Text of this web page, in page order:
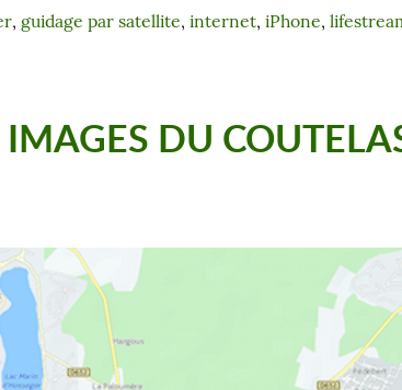
, guidage par satellite, internet, iPhone,
DU